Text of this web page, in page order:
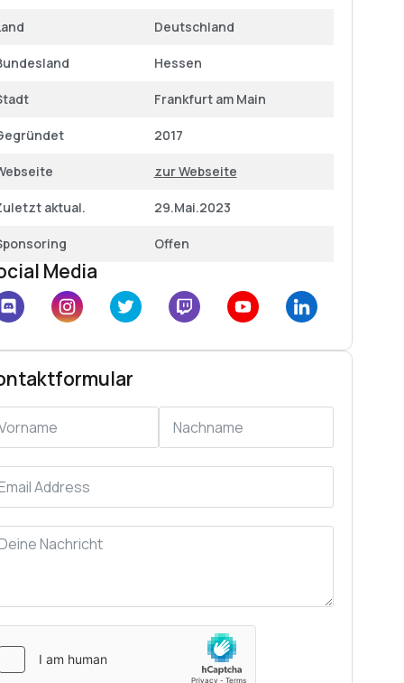
Deutschland
Hessen
Frankfurt am Main
2017
zur Webseite
aktual. 29.Mai.2023
Offen
Media